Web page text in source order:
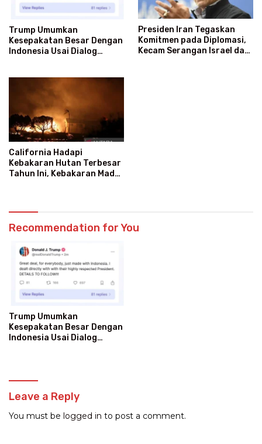
Trump Umumkan
Kesepakatan Besar Dengan
Indonesia Usai Dialog
Presiden Iran Tegaskan
Komitmen pada Diplomasi,
Kecam Serangan Israel dan
California Hadapi
Kebakaran Hutan Terbesar
Tahun Ini, Kebakaran Madre
Recommendation for You
Trump Umumkan
Kesepakatan Besar Dengan
Indonesia Usai Dialog
Leave a Reply
You must be logged in to post a comment.